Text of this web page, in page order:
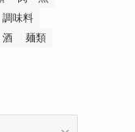
調味料
酒 麺類